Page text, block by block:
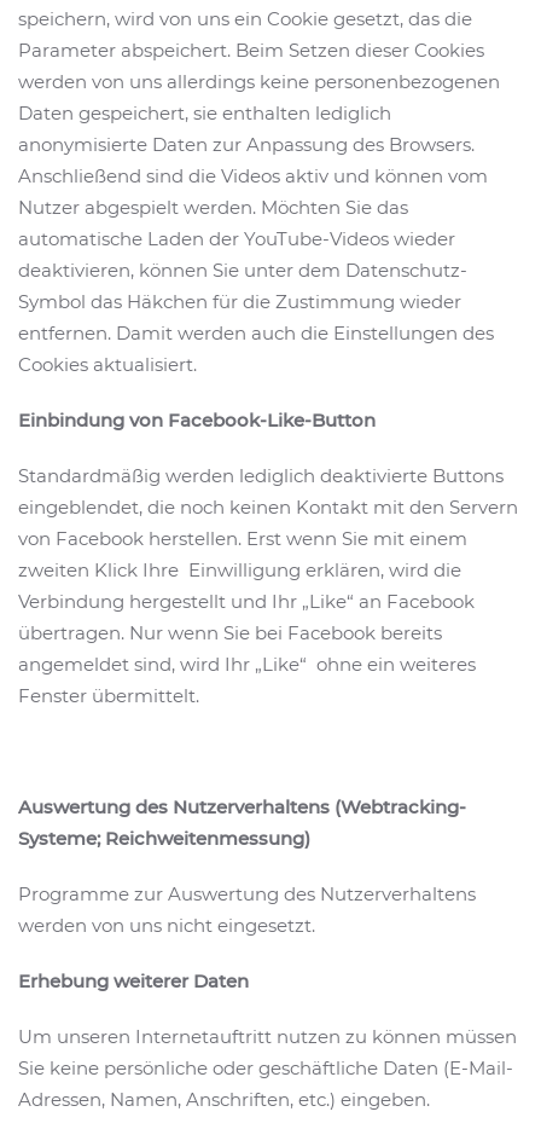
speichern, wird von uns ein Cookie gesetzt, das die
Parameter abspeichert. Beim Setzen dieser Cookies
werden von uns allerdings keine personenbezogenen
Daten gespeichert, sie enthalten lediglich
anonymisierte Daten zur Anpassung des Browsers.
Anschließend sind die Videos aktiv und können vom
Nutzer abgespielt werden. Möchten Sie das
automatische Laden der YouTube-Videos wieder
deaktivieren, können Sie unter dem Datenschutz-
Symbol das Häkchen für die Zustimmung wieder
entfernen. Damit werden auch die Einstellungen des
Cookies aktualisiert.
Einbindung von Facebook-Like-Button
Standardmäßig werden lediglich deaktivierte Buttons
eingeblendet, die noch keinen Kontakt mit den Servern
von Facebook herstellen. Erst wenn Sie mit einem
zweiten Klick Ihre Einwilligung erklären, wird die
Verbindung hergestellt und Ihr „Like“ an Facebook
übertragen. Nur wenn Sie bei Facebook bereits
angemeldet sind, wird Ihr „Like“ ohne ein weiteres
Fenster übermittelt.
Auswertung des Nutzerverhaltens (Webtracking-
Systeme; Reichweitenmessung)
Programme zur Auswertung des Nutzerverhaltens
werden von uns nicht eingesetzt.
Erhebung weiterer Daten
Um unseren Internetauftritt nutzen zu können müssen
Sie keine persönliche oder geschäftliche Daten (E-Mail-
Adressen, Namen, Anschriften, etc.) eingeben.